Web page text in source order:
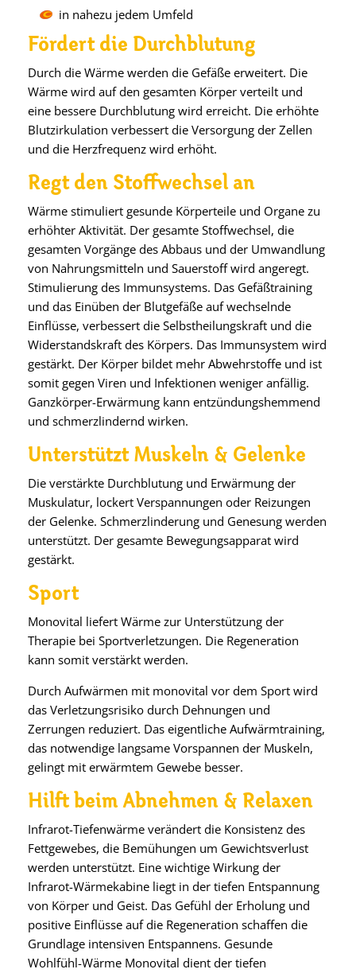
in nahezu jedem Umfeld
Fördert die Durchblutung
Durch die Wärme werden die Gefäße erweitert. Die
Wärme wird auf den gesamten Körper verteilt und
eine bessere Durchblutung wird erreicht. Die erhöhte
Blutzirkulation verbessert die Versorgung der Zellen
und die Herzfrequenz wird erhöht.
Regt den Stoffwechsel an
Wärme stimuliert gesunde Körperteile und Organe zu
erhöhter Aktivität. Der gesamte Stoffwechsel, die
gesamten Vorgänge des Abbaus und der Umwandlung
von Nahrungsmitteln und Sauerstoff wird angeregt.
Stimulierung des Immunsystems. Das Gefäßtraining
und das Einüben der Blutgefäße auf wechselnde
Einflüsse, verbessert die Selbstheilungskraft und die
Widerstandskraft des Körpers. Das Immunsystem wird
gestärkt. Der Körper bildet mehr Abwehrstoffe und ist
somit gegen Viren und Infektionen weniger anfällig.
Ganzkörper-Erwärmung kann entzündungshemmend
und schmerzlindernd wirken.
Unterstützt Muskeln & Gelenke
Die verstärkte Durchblutung und Erwärmung der
Muskulatur, lockert Verspannungen oder Reizungen
der Gelenke. Schmerzlinderung und Genesung werden
unterstützt. Der gesamte Bewegungsapparat wird
gestärkt.
Sport
Monovital liefert Wärme zur Unterstützung der
Therapie bei Sportverletzungen. Die Regeneration
kann somit verstärkt werden.
Durch Aufwärmen mit monovital vor dem Sport wird
das Verletzungsrisiko durch Dehnungen und
Zerrungen reduziert. Das eigentliche Aufwärmtraining,
das notwendige langsame Vorspannen der Muskeln,
gelingt mit erwärmtem Gewebe besser.
Hilft beim Abnehmen & Relaxen
Infrarot-Tiefenwärme verändert die Konsistenz des
Fettgewebes, die Bemühungen um Gewichtsverlust
werden unterstützt. Eine wichtige Wirkung der
Infrarot-Wärmekabine liegt in der tiefen Entspannung
von Körper und Geist. Das Gefühl der Erholung und
positive Einflüsse auf die Regeneration schaffen die
Grundlage intensiven Entspannens. Gesunde
Wohlfühl-Wärme Monovital dient der tiefen